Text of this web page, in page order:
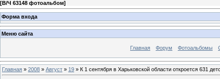
[В/Ч 63148 фотоальбом]
Форма входа
Меню сайта
Главная Форум Фотоальбомы
Главная » 2008 » Август » 19 » К 1 сентября в Харьковской области откроется 631